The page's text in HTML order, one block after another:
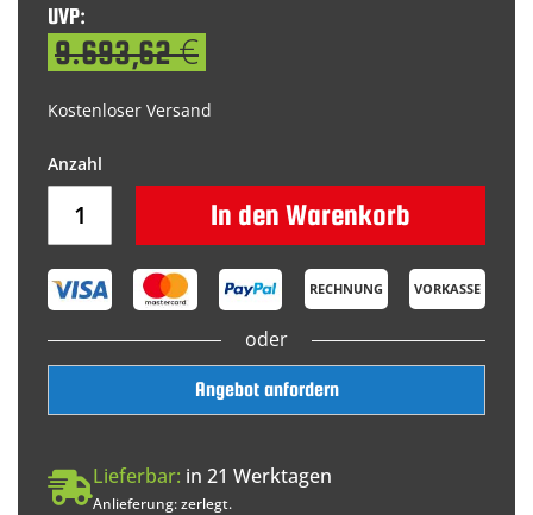
UVP:
9.693,62 €
Kostenloser Versand
In den Warenkorb
RECHNUNG VORKASSE
oder
Angebot anfordern
Lieferbar: in 21 Werktagen
Anlieferung: zerlegt.